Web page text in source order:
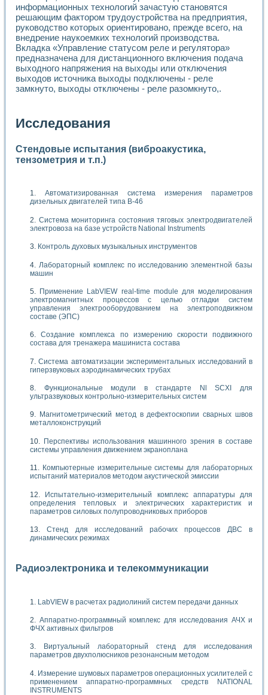
информационных технологий зачастую становятся
решающим фактором трудоустройства на предприятия,
руководство которых ориентировано, прежде всего, на
внедрение наукоемких технологий производства.
Вкладка «Управление статусом реле и регулятора»
предназначена для дистанционного включения подача
выходного напряжения на выходы или отключения
выходов источника выходы подключены - реле
замкнуто, выходы отключены - реле разомкнуто,.
Исследования
Стендовые испытания (виброакустика,
тензометрия и т.п.)
Автоматизированная система измерения параметров
дизельных двигателей типа В-46
Система мониторинга состояния тяговых электродвигателей
электровоза на базе устройств National Instruments
Контроль духовых музыкальных инструментов
Лабораторный комплекс по исследованию элементной базы
машин
Применение LabVIEW real-time module для моделирования
электромагнитных процессов с целью отладки систем
управления электрооборудованием на электроподвижном
составе (ЭПС)
Создание комплекса по измерению скорости подвижного
состава для тренажера машиниста состава
Система автоматизации экспериментальных исследований в
гиперзвуковых аэродинамических трубах
Функциональные модули в стандарте Nl SCXI для
ультразвуковых контрольно-измерительных систем
Магнитометрический метод в дефектоскопии сварных швов
металлоконструкций
Перспективы использования машинного зрения в составе
системы управления движением экраноплана
Компьютерные измерительные системы для лабораторных
испытаний материалов методом акустической эмиссии
Испытательно-измерительный комплекс аппаратуры для
определения тепловых и электрических характеристик и
параметров силовых полупроводниковых приборов
Стенд для исследований рабочих процессов ДВС в
динамических режимах
Радиоэлектроника и телекоммуникации
LabVIEW в расчетах радиолиний систем передачи данных
Аппаратно-программный комплекс для исследования АЧХ и
ФЧХ активных фильтров
Виртуальный лабораторный стенд для исследования
параметров двухполюсников резонансным методом
Измерение шумовых параметров операционных усилителей с
применением аппаратно-программных средств NATIONAL
INSTRUMENTS